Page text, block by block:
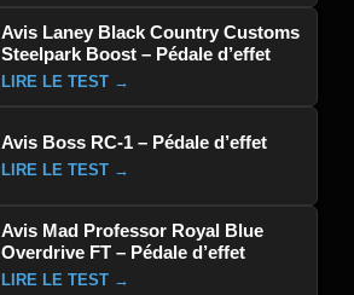
Avis Laney Black Country Customs
Steelpark Boost – Pédale d’effet
LIRE LE TEST →
Avis Boss RC-1 – Pédale d’effet
LIRE LE TEST →
Avis Mad Professor Royal Blue
Overdrive FT – Pédale d’effet
LIRE LE TEST →